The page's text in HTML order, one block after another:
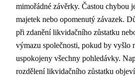
mimořádné závěrky. Častou chybou
majetek nebo opomenutý závazek.
při zdanění likvidačního zůstatku
výmazu společnosti, pokud by vyšlo
uspokojeny všechny pohledávky.
rozdělení likvidačního zůstatku